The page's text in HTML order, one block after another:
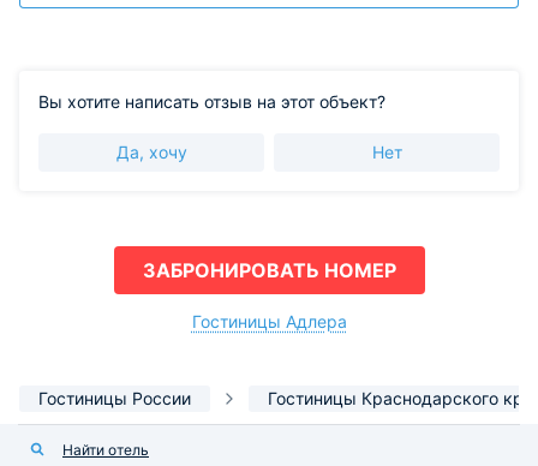
Вы хотите написать отзыв на этот объект?
Да, хочу Нет
ЗАБРОНИРОВАТЬ НОМЕР
Гостиницы Адлера
Гостиницы России Гостиницы Краснодарского
Найти отель